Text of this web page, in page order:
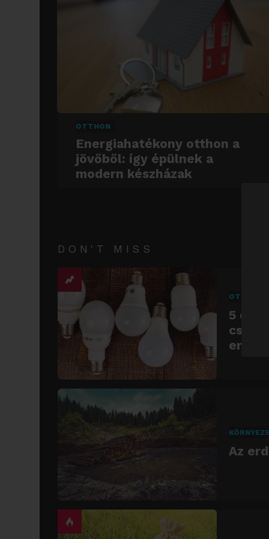
OTTHON
Energiahatékony otthon a
jövőből: így épülnek a
modern készházak
DON'T MISS
OTTHON
5
Az